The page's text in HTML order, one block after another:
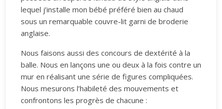
lequel j’installe mon bébé préféré bien au chaud
sous un remarquable couvre-lit garni de broderie
anglaise.
Nous faisons aussi des concours de dextérité à la
balle. Nous en lançons une ou deux à la fois contre un
mur en réalisant une série de figures compliquées.
Nous mesurons l’habileté des mouvements et
confrontons les progrès de chacune :